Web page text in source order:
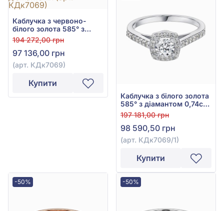
Каблучка з червоно-
білого золота 585° з
діамантом 0,75ct, арт.
КДк7069
194 272,00 грн
97 136,00 грн
(арт. КДк7069)
Купити
Каблучка з білого золота
585° з діамантом 0,74ct,
арт. КДк7069/1
197 181,00 грн
98 590,50 грн
(арт. КДк7069/1)
Купити
-50% -50%